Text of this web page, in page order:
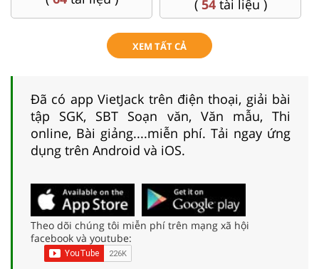
( 54tài liệu )
XEM TẤT CẢ
Đã có app VietJack trên điện thoại, giải bài
tập SGK, SBT Soạn văn, Văn mẫu, Thi
online, Bài giảng....miễn phí. Tải ngay ứng
dụng trên Android và iOS.
Theo dõi chúng tôi miễn phí trên mạng xã hội
facebook và youtube: